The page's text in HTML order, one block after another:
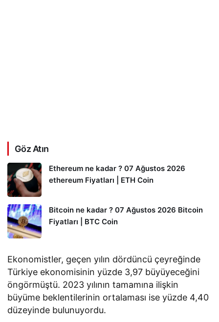
Göz Atın
Ethereum ne kadar ? 07 Ağustos 2026
ethereum Fiyatları | ETH Coin
Bitcoin ne kadar ? 07 Ağustos 2026 Bitcoin
Fiyatları | BTC Coin
Ekonomistler, geçen yılın dördüncü çeyreğinde
Türkiye ekonomisinin yüzde 3,97 büyüyeceğini
öngörmüştü. 2023 yılının tamamına ilişkin
büyüme beklentilerinin ortalaması ise yüzde 4,40
düzeyinde bulunuyordu.